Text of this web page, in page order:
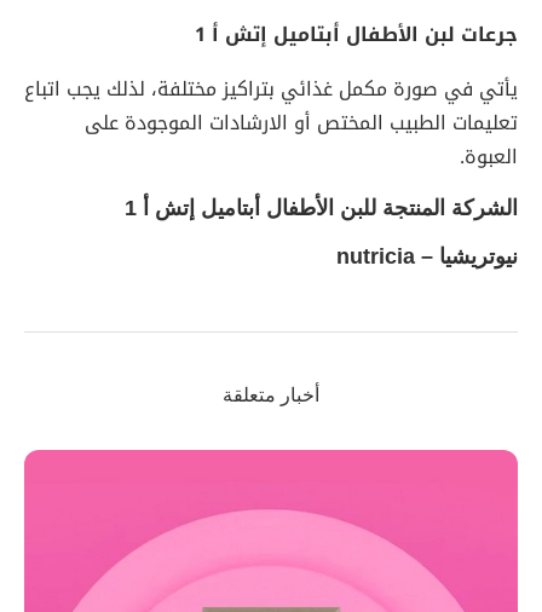
جرعات لبن الأطفال أبتاميل إتش أ 1
يأتي في صورة مكمل غذائي بتراكيز مختلفة، لذلك يجب اتباع
تعليمات الطبيب المختص أو الارشادات الموجودة على
العبوة.
الشركة المنتجة للبن الأطفال أبتاميل إتش أ 1
نيوتريشيا – nutricia
أخبار متعلقة